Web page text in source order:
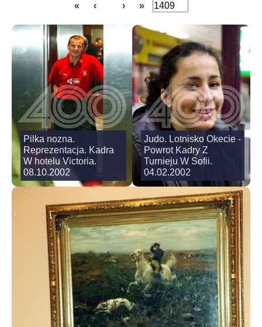
« ‹ › »
Pilka nozna.
Reprezentacja. Kadra
W hotelu Victoria.
08.10.2002
Judo. Lotnisko Okecie -
Powrot Kadry Z
Turnieju W Sofii.
04.02.2002